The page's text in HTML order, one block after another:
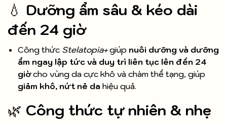
💧 Dưỡng ẩm sâu & kéo dài
đến 24 giờ
Công thức Stelatopia+giúp nuôi dưỡng và dưỡng
ẩm ngay lập tức và duy trì liên tục lên đến 24
giờcho vùng da cực khô và chàm thể tạng, giúp
giảm khô, nứt nẻ da hiệu quả.
🌿 Công thức tự nhiên & nhẹ